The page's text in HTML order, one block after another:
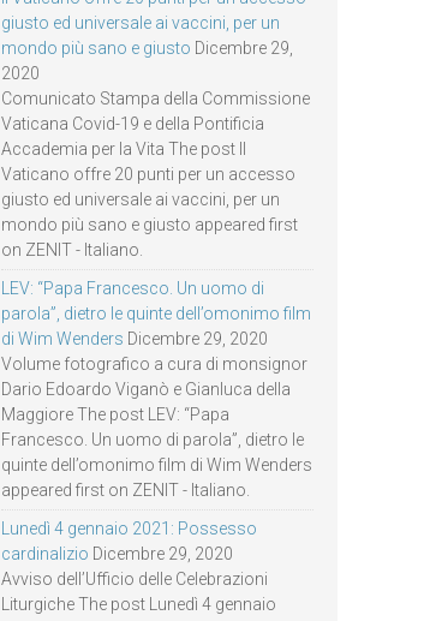
giusto ed universale ai vaccini, per un
mondo più sano e giusto Dicembre 29,
2020
Comunicato Stampa della Commissione
Vaticana Covid-19 e della Pontificia
Accademia per la Vita The post Il
Vaticano offre 20 punti per un accesso
giusto ed universale ai vaccini, per un
mondo più sano e giusto appeared first
on ZENIT - Italiano.
LEV: “Papa Francesco. Un uomo di
parola”, dietro le quinte dell’omonimo film
di Wim Wenders Dicembre 29, 2020
Volume fotografico a cura di monsignor
Dario Edoardo Viganò e Gianluca della
Maggiore The post LEV: “Papa
Francesco. Un uomo di parola”, dietro le
quinte dell’omonimo film di Wim Wenders
appeared first on ZENIT - Italiano.
Lunedì 4 gennaio 2021: Possesso
cardinalizio Dicembre 29, 2020
Avviso dell’Ufficio delle Celebrazioni
Liturgiche The post Lunedì 4 gennaio